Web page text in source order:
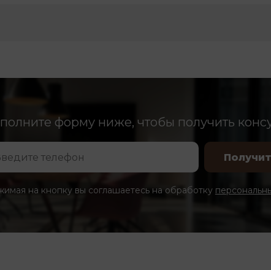
форму ниже, чтобы получить
на кнопку вы соглашаетесь на обработку